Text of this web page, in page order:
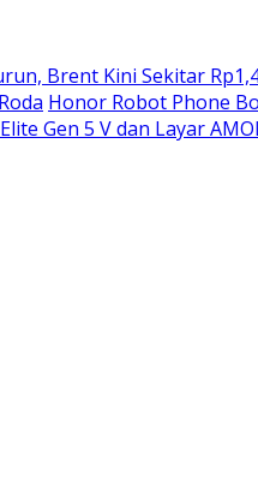
Brent Kini Sekitar
Honor Robot Phone
Gen 5 V dan Layar